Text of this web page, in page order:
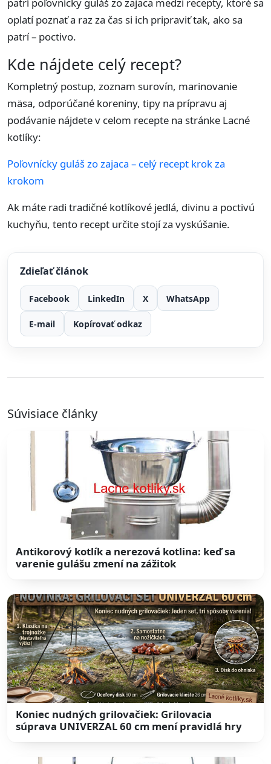
oplatí poznať a raz za čas si ich pripraviť tak, ako sa
patrí – poctivo.
Kde nájdete celý recept?
Kompletný postup, zoznam surovín, marinovanie
mäsa, odporúčané koreniny, tipy na prípravu aj
podávanie nájdete v celom recepte na stránke Lacné
kotlíky:
Poľovnícky guláš zo zajaca – celý recept krok za
krokom
Ak máte radi tradičné kotlíkové jedlá, divinu a poctivú
kuchyňu, tento recept určite stojí za vyskúšanie.
Zdieľať článok
Facebook LinkedIn X WhatsApp
E-mail Kopírovať odkaz
Súvisiace články
Antikorový kotlík a nerezová kotlina: keď sa
varenie gulášu zmení na zážitok
Koniec nudných grilovačiek: Grilovacia
súprava UNIVERZAL 60 cm mení pravidlá hry